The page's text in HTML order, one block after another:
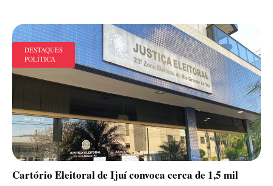
DESTAQUES
POLÍTICA
Cartório Eleitoral de Ijuí convoca cerca de 1,5 mil